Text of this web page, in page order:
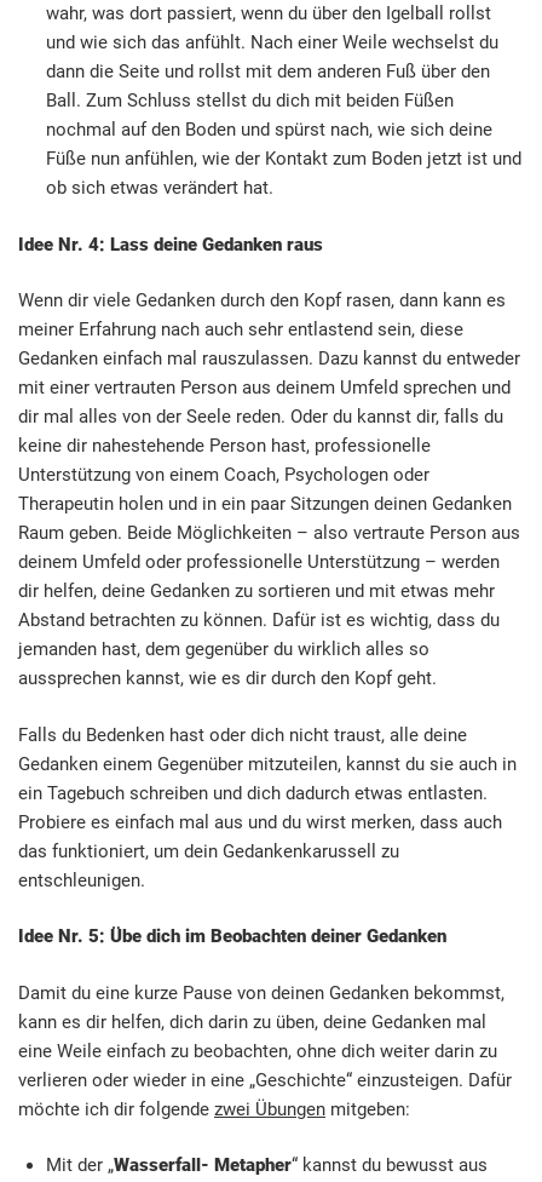
wahr, was dort passiert, wenn du über den Igelball rollst
und wie sich das anfühlt. Nach einer Weile wechselst du
dann die Seite und rollst mit dem anderen Fuß über den
Ball. Zum Schluss stellst du dich mit beiden Füßen
nochmal auf den Boden und spürst nach, wie sich deine
Füße nun anfühlen, wie der Kontakt zum Boden jetzt ist und
ob sich etwas verändert hat.
Idee Nr. 4: Lass deine Gedanken raus
Wenn dir viele Gedanken durch den Kopf rasen, dann kann es
meiner Erfahrung nach auch sehr entlastend sein, diese
Gedanken einfach mal rauszulassen. Dazu kannst du entweder
mit einer vertrauten Person aus deinem Umfeld sprechen und
dir mal alles von der Seele reden. Oder du kannst dir, falls du
keine dir nahestehende Person hast, professionelle
Unterstützung von einem Coach, Psychologen oder
Therapeutin holen und in ein paar Sitzungen deinen Gedanken
Raum geben. Beide Möglichkeiten – also vertraute Person aus
deinem Umfeld oder professionelle Unterstützung – werden
dir helfen, deine Gedanken zu sortieren und mit etwas mehr
Abstand betrachten zu können. Dafür ist es wichtig, dass du
jemanden hast, dem gegenüber du wirklich alles so
aussprechen kannst, wie es dir durch den Kopf geht.
Falls du Bedenken hast oder dich nicht traust, alle deine
Gedanken einem Gegenüber mitzuteilen, kannst du sie auch in
ein Tagebuch schreiben und dich dadurch etwas entlasten.
Probiere es einfach mal aus und du wirst merken, dass auch
das funktioniert, um dein Gedankenkarussell zu
entschleunigen.
Idee Nr. 5: Übe dich im Beobachten deiner Gedanken
Damit du eine kurze Pause von deinen Gedanken bekommst,
kann es dir helfen, dich darin zu üben, deine Gedanken mal
eine Weile einfach zu beobachten, ohne dich weiter darin zu
verlieren oder wieder in eine „Geschichte“ einzusteigen. Dafür
möchte ich dir folgende zwei Übungen mitgeben:
Mit der „Wasserfall- Metapher“ kannst du bewusst aus